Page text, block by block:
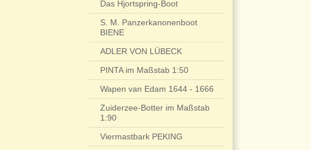
Das Hjortspring-Boot
S. M. Panzerkanonenboot
BIENE
ADLER VON LÜBECK
PINTA im Maßstab 1:50
Wapen van Edam 1644 - 1666
Zuiderzee-Botter im Maßstab
1:90
Viermastbark PEKING